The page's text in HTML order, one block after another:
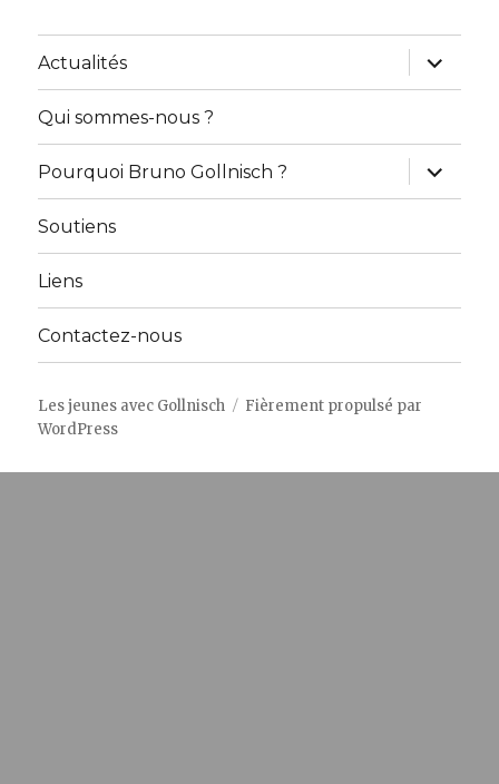
Actualités
ouvrir
le
sous-
Qui sommes-nous ?
Pourquoi Bruno Gollnisch ?
ouvrir
le
sous-
Soutiens
Liens
Contactez-nous
Les jeunes avec Gollnisch
Fièrement propulsé par
WordPress